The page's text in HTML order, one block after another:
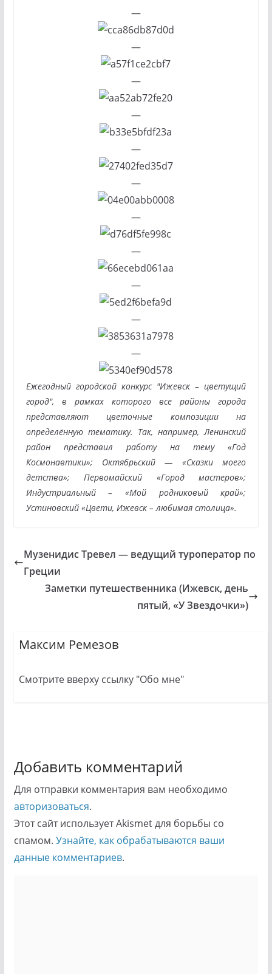
—
—
—
—
—
—
—
—
—
—
—
Ежегодный городской конкурс "Ижевск – цветущий
город", в рамках которого все районы города
представляют цветочные композиции на
определённую тематику. Так, например, Ленинский
район представил работу на тему «Год
Космонавтики»; Октябрьский — «Сказки моего
детства»; Первомайский «Город мастеров»;
Индустриальный – «Мой родниковый край»;
Устиновский «Цвети, Ижевск – любимая столица».
Музенидис Тревел — ведущий туроператор по
Греции
Заметки путешественника (Ижевск, день
пятый, «У Звездочки»)
Максим Ремезов
Смотрите вверху ссылку "Обо мне"
Добавить комментарий
Для отправки комментария вам необходимо
авторизоваться.
Этот сайт использует Akismet для борьбы со
спамом. Узнайте, как обрабатываются ваши
данные комментариев.